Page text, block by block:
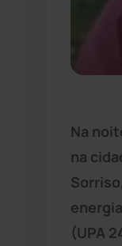
Na
na
(UPA